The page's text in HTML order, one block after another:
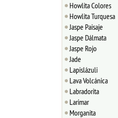
Howlita Colores
Howlita Turquesa
Jaspe Paisaje
Jaspe Dálmata
Jaspe Rojo
Jade
Lapislázuli
Lava Volcánica
Labradorita
Larimar
Morganita